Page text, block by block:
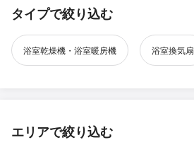
タイプで絞り込む
浴室乾燥機・浴室暖房機 浴室換気扇
エリアで絞り込む